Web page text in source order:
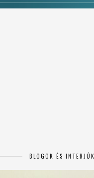
BLOGOK ÉS INTERJÚK